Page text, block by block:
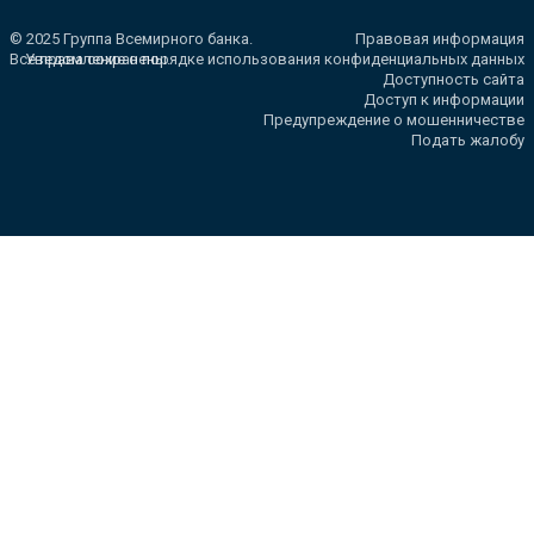
© 2025 Группа Всемирного банка.
Все права сохранены.
Правовая информация
Уведомление о порядке использования конфиденциальных данных
Доступность сайта
Доступ к информации
Предупреждение о мошенничестве
Подать жалобу